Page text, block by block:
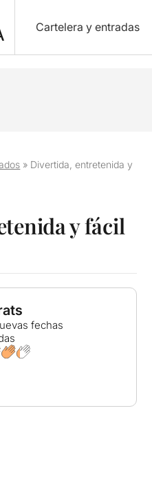
Cartelera y entradas
» Divertida, entretenida y
y fácil
fechas